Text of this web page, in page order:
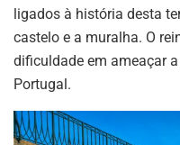
ligados à história desta
castelo e a muralha. O
dificuldade em ameaçar
Portugal.